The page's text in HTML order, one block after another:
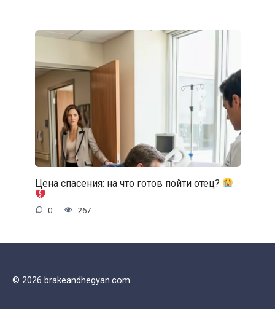
Цена спасения: на что готов пойти отец?
0 267
© 2026 brakeandhegyan.com